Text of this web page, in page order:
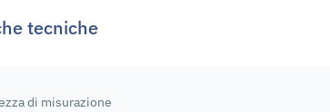
tecniche
di misurazione